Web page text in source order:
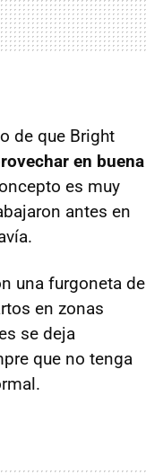
de que Bright
en buena
es muy
antes en
una furgoneta de
en zonas
se deja
que no tenga